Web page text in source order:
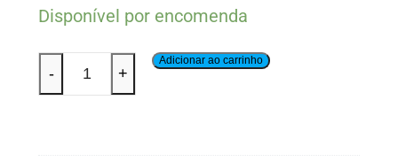
Disponível por encomenda
- +
Adicionar ao carrinho